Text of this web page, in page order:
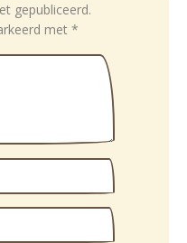
gepubliceerd.
met *